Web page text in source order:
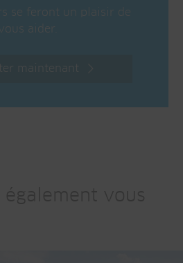
se feront un plaisir de
aider.
maintenant